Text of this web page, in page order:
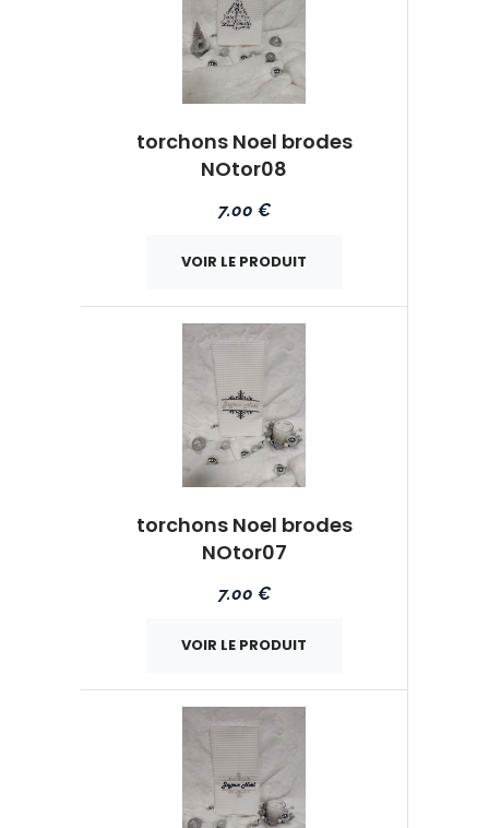
torchons Noel brodes
NOtor08
7.00 €
VOIR LE PRODUIT
torchons Noel brodes
NOtor07
7.00 €
VOIR LE PRODUIT